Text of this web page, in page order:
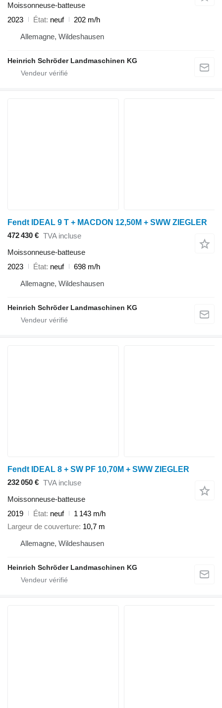
Moissonneuse-batteuse
2023
État neuf
202 m/h
Allemagne, Wildeshausen
Heinrich Schröder Landmaschinen KG
Fendt IDEAL 9 T + MACDON 12,50M + SWW ZIEGLER
472 430 € TVA incluse
Moissonneuse-batteuse
2023
État neuf
698 m/h
Allemagne, Wildeshausen
Heinrich Schröder Landmaschinen KG
Fendt IDEAL 8 + SW PF 10,70M + SWW ZIEGLER
232 050 € TVA incluse
Moissonneuse-batteuse
2019
État neuf
1 143 m/h
Largeur de couverture 10,7 m
Allemagne, Wildeshausen
Heinrich Schröder Landmaschinen KG